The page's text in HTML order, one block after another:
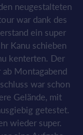
neugestalteten
war dank des
ein super
Kanu schieben
kenterten. Der
Montagabend
war schon
Gelände, mit
getestet.
wieder super.